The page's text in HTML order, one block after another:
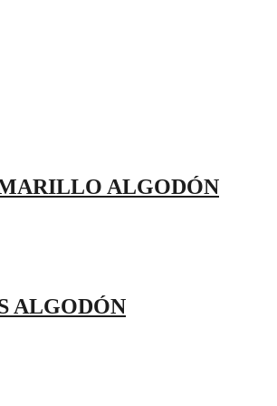
ALGODÓN
ALGODÓN